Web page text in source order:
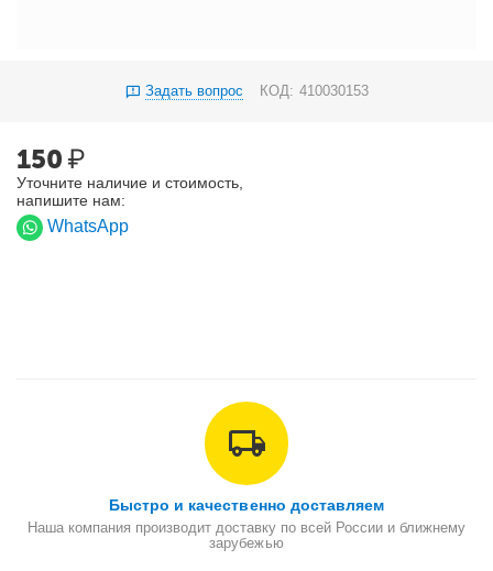
Задать вопрос КОД: 410030153
150₽
Уточните наличие и стоимость,
напишите нам:
WhatsApp
Быстро и качественно доставляем
Наша компания производит доставку по всей России и ближнему
зарубежью